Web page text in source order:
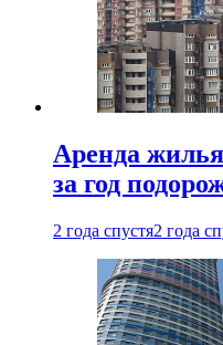
Аренда
за год
2 года спустя2 года